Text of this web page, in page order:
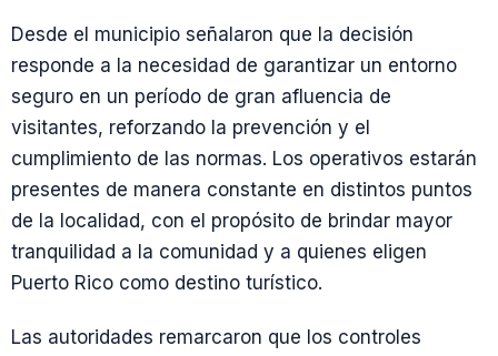
Desde el municipio señalaron que la decisión
responde a la necesidad de garantizar un entorno
seguro en un período de gran afluencia de
visitantes, reforzando la prevención y el
cumplimiento de las normas. Los operativos estarán
presentes de manera constante en distintos puntos
de la localidad, con el propósito de brindar mayor
tranquilidad a la comunidad y a quienes eligen
Puerto Rico como destino turístico.
Las autoridades remarcaron que los controles